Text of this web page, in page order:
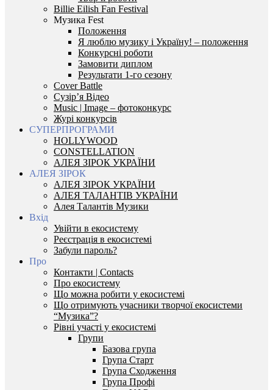
Billie Eilish Fan Festival
Музика Fest
Положення
Я люблю музику і Україну! – положення
Конкурсні роботи
Замовити диплом
Результати 1-го сезону
Cover Battle
Сузір’я Відео
Music | Image – фотоконкурс
Журі конкурсів
СУПЕРПРОГРАМИ
HOLLYWOOD
CONSTELLATION
АЛЕЯ ЗІРОК УКРАЇНИ
АЛЕЯ ЗІРОК
АЛЕЯ ЗІРОК УКРАЇНИ
АЛЕЯ ТАЛАНТІВ УКРАЇНИ
Алея Талантів Музики
Вхід
Увійти в екосистему
Реєстрація в екосистемі
Забули пароль?
Про
Контакти | Contacts
Про екосистему
Що можна робити у екосистемі
Що отримують учасники творчої екосистеми
“Музика”?
Рівні участі у екосистемі
Групи
Базова група
Група Старт
Група Сходження
Група Профі